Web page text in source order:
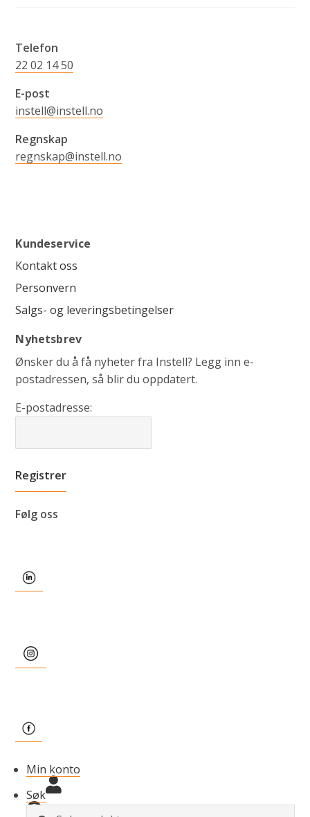
Telefon
22 02 14 50
E-post
instell@instell.no
Regnskap
regnskap@instell.no
Kundeservice
Kontakt oss
Personvern
Salgs- og leveringsbetingelser
Nyhetsbrev
Ønsker du å få nyheter fra Instell? Legg inn e-
postadressen, så blir du oppdatert.
E-postadresse:
Følg oss
Min konto
Søk